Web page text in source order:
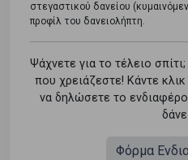
στεγαστικού δανείου
προφίλ του δανειολήπτη.
Ψάχνετε για το τέλειο
που χρειάζεστε! Κάντε
να δηλώσετε το
Φόρμα